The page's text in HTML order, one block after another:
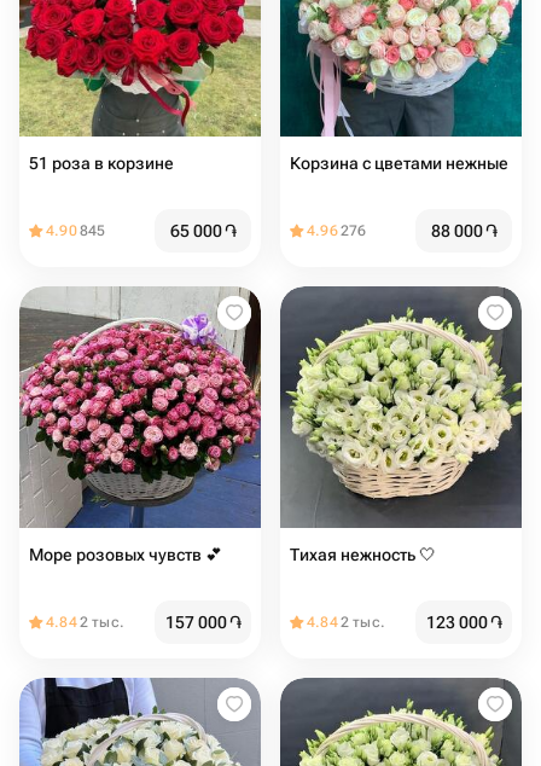
51 роза в корзине
4.90845 65 000֏
Корзина с цветами нежные
4.96276 88 000֏
Море розовых чувств 💕
4.842 тыс. 157 000֏
Тихая нежность 🤍
4.842 тыс. 123 000֏